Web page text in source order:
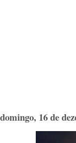
domingo, 16 de